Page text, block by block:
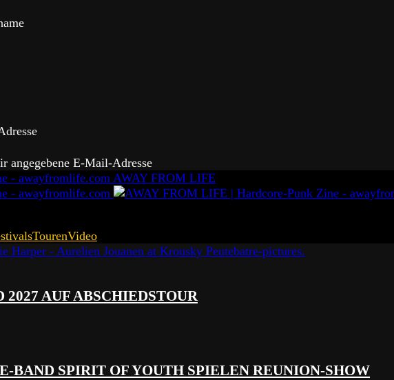
angegebene E-Mail-Adresse
AWAY FROM LIFE
TourenVideo
2027 AUF ABSCHIEDSTOUR
BAND SPIRIT OF YOUTH SPIELEN REUNION-SHOW